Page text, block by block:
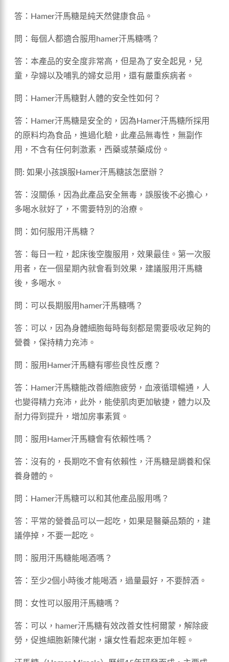
答：Hamer汗馬糖是純天然健康食品。
問：每個人都適合服用hamer汗馬糖嗎？
答：本產品的安全度非常高，但是為了安全起見，兒
童，孕婦以及哺乳的婦女忌用，還有嚴重疾病者。
問：Hamer汗馬糖對人體的安全性如何？
答：Hamer汗馬糖是安全的，因為Hamer汗馬糖所採用
的原料均為食品，進過化驗，此產品無毒性，無副作
用，不含有任何刺激素，西藥或禁藥成份。
問: 如果小孩誤服Hamer汗馬糖該怎麼辦？
答：沒關係，因為此產品安全無毒，誤服後不必擔心，
多喝水就好了，不需要特別的治療。
問：如何服用汗馬糖？
答：每日一粒，起床後空腹服用，效果最佳。第一次服
用者，在一個星期內就會看到效果，建議服用汗馬糖
後，多喝水。
問：可以長期服用hamer汗馬糖嗎？
答：可以，因為身體細胞每時每刻都是需要吸收足夠的
營養，保持精力充沛。
問：服用Hamer汗馬糖有哪些良性反應？
答：Hamer汗馬糖能改善細胞疲勞，血液循環暢通，人
也變得精力充沛，此外，能使肌肉更加敏捷，體力以及
耐力得到提升，增加房事素質。
問：服用Hamer汗馬糖會有依賴性嗎？
答：沒有的，長期吃不會有依賴性，汗馬糖是調養和保
養身體的。
問：Hamer汗馬糖可以和其他產品服用嗎？
答：平常的營養品可以一起吃，如果是醫藥品類的，建
議停掉，不要一起吃。
問：服用汗馬糖能喝酒嗎？
答：至少2個小時後才能喝酒，過量最好，不要醉酒。
問：女性可以服用汗馬糖嗎？
答：可以，hamer汗馬糖有效改善女性柯爾蒙，解除疲
勞，促進細胞新陳代謝，讓女性看起來更加年輕。